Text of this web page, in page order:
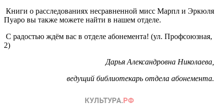
Книги о расследованиях несравненной мисс Марпл и Эркюля
Пуаро вы также можете найти в нашем отделе.
С радостью ждём вас в отделе абонемента! (ул. Профсоюзная,
2)
Дарья Александровна Николаева,
ведущий библиотекарь отдела абонемента.